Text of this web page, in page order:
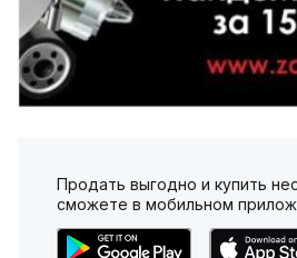
Продать выгодно и купить
сможете в мобильном